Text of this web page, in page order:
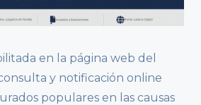
en la página web del
y notificación online
populares en las causas